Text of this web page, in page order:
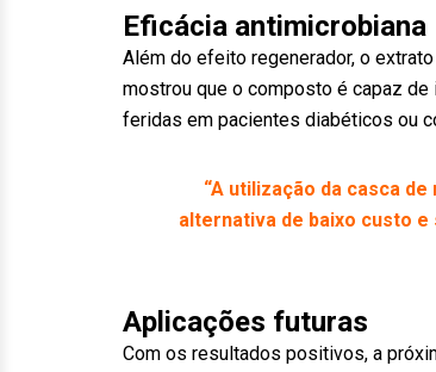
Eficácia antimicrobiana
Além do efeito regenerador, o
mostrou que o composto é capaz
feridas em pacientes diabéticos ou
“A utilização da casca
alternativa de baixo custo
Aplicações futuras
Com os resultados positivos, a